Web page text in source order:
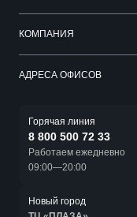
КОМПАНИЯ
АДРЕСА ОФИСОВ
Горячая линия
8 800 500 72 33
Работаем ежедневно
09:00—20:00
Новый город